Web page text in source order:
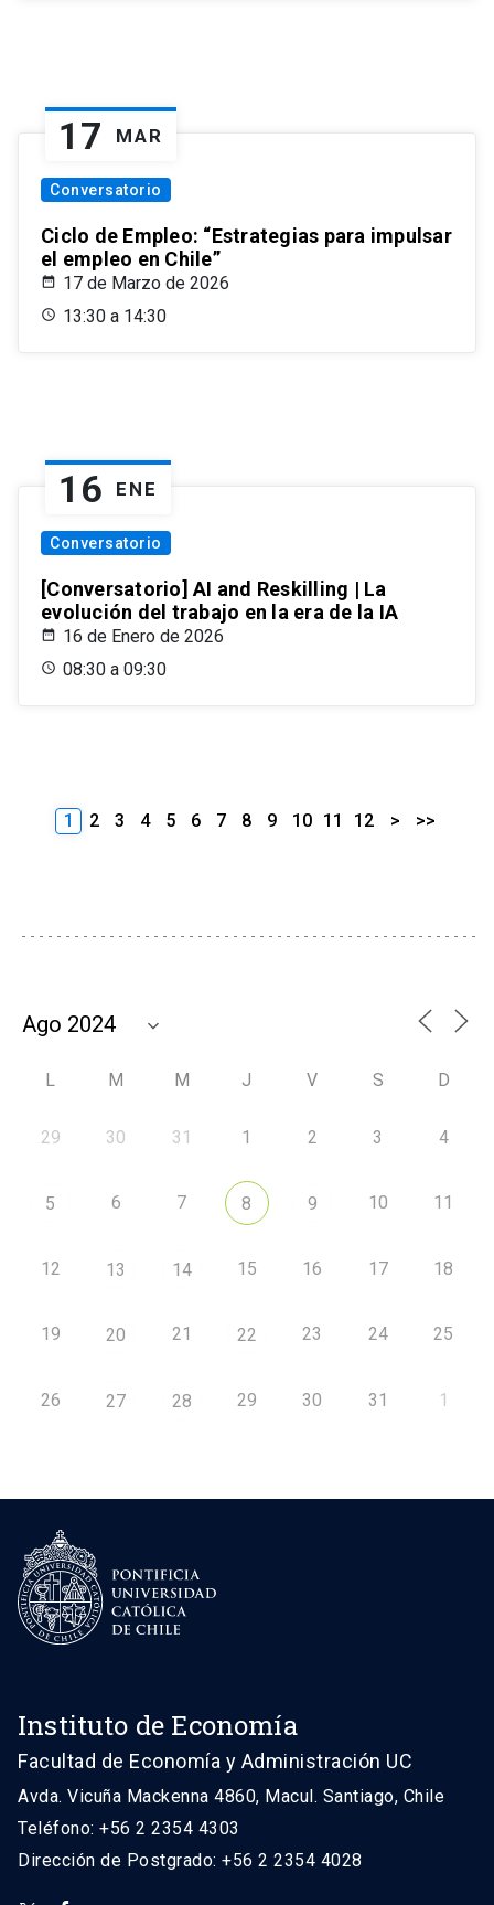
17 MAR
Conversatorio
Ciclo de Empleo: “Estrategias para impulsar
el empleo en Chile”
17 de Marzo de 2026
13:30 a 14:30
16 ENE
Conversatorio
[Conversatorio] AI and Reskilling | La
evolución del trabajo en la era de la IA
16 de Enero de 2026
08:30 a 09:30
1 2 3 4 5 6 7 8 9 10 11 12 > >>
L M M J V S D
29 30 31 1 2 3 4
5 6 7 8 9 10 11
12 13 14 15 16 17 18
19 20 21 22 23 24 25
26 27 28 29 30 31 1
Instituto de Economía
Facultad de Economía y Administración UC
Avda. Vicuña Mackenna 4860, Macul. Santiago, Chile
Teléfono: +56 2 2354 4303
Dirección de Postgrado: +56 2 2354 4028